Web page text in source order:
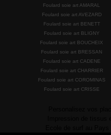
Foulard soie art AMARAL
Foulard soie art AVEZARD
Foulard soie art BENETT
Foulard soie art BLIGNY
Foulard soie art BOUCHEIX
Foulard soie art BRESSAN
Foulard soie art CADENE
Foulard soie art CHARRIER
Foulard soie art COROMINAS
Foulard soie art CRISSE